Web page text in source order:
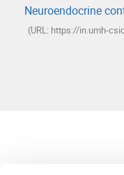
Neuroendocrine
(URL: https://in.umh-